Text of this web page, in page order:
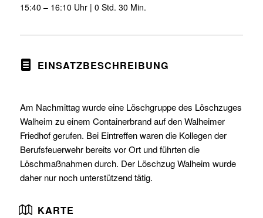
15:40 – 16:10 Uhr | 0 Std. 30 Min.
EINSATZBESCHREIBUNG
Am Nachmittag wurde eine Löschgruppe des Löschzuges
Walheim zu einem Containerbrand auf den Walheimer
Friedhof gerufen. Bei Eintreffen waren die Kollegen der
Berufsfeuerwehr bereits vor Ort und führten die
Löschmaßnahmen durch. Der Löschzug Walheim wurde
daher nur noch unterstützend tätig.
KARTE